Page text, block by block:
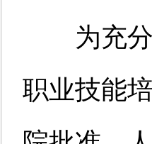
为充
职业技能